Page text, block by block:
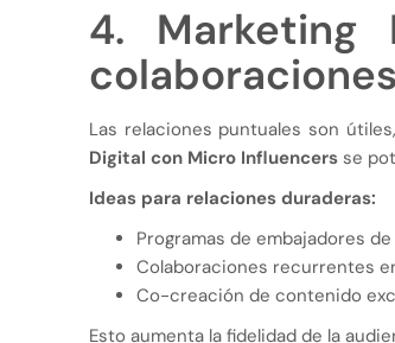
4. Marketing
Las relaciones puntuales son
Digital con Micro Influencers se
Ideas para relaciones duraderas:
Programas de embajadores
Colaboraciones recurrentes
Co-creación de contenido
Esto aumenta la fidelidad de la